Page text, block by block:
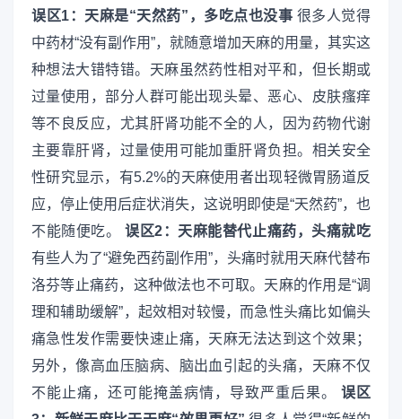
误区1：天麻是“天然药”，多吃点也没事 很多人觉得
中药材“没有副作用”，就随意增加天麻的用量，其实这
种想法大错特错。天麻虽然药性相对平和，但长期或
过量使用，部分人群可能出现头晕、恶心、皮肤瘙痒
等不良反应，尤其肝肾功能不全的人，因为药物代谢
主要靠肝肾，过量使用可能加重肝肾负担。相关安全
性研究显示，有5.2%的天麻使用者出现轻微胃肠道反
应，停止使用后症状消失，这说明即使是“天然药”，也
不能随便吃。 误区2：天麻能替代止痛药，头痛就吃
有些人为了“避免西药副作用”，头痛时就用天麻代替布
洛芬等止痛药，这种做法也不可取。天麻的作用是“调
理和辅助缓解”，起效相对较慢，而急性头痛比如偏头
痛急性发作需要快速止痛，天麻无法达到这个效果；
另外，像高血压脑病、脑出血引起的头痛，天麻不仅
不能止痛，还可能掩盖病情，导致严重后果。 误区